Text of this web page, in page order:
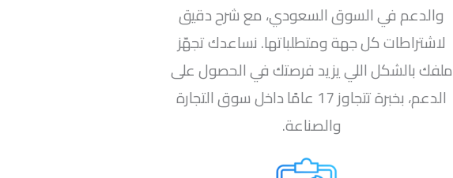
والدعم في السوق السعودي، مع شرح دقيق
لاشتراطات كل جهة ومتطلباتها. نساعدك تجهّز
ملفك بالشكل اللي يزيد فرصتك في الحصول على
الدعم، بخبرة تتجاوز 17 عامًا داخل سوق التجارة
والصناعة.